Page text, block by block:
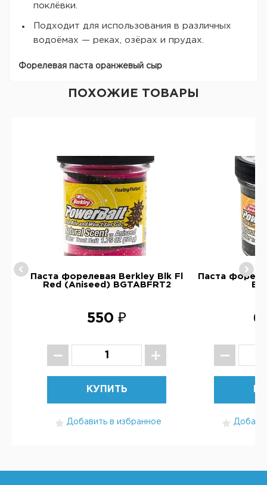
поклёвки.
Подходит для использования в различных
водоёмах — реках, озёрах и прудах.
Форелевая паста оранжевый сыр
ПОХОЖИЕ ТОВАРЫ
Паста форелевая Berkley Blk Fl
Red (Aniseed) BGTABFRT2
550 ₽
КУПИТЬ
Добавить в избранное
Паста